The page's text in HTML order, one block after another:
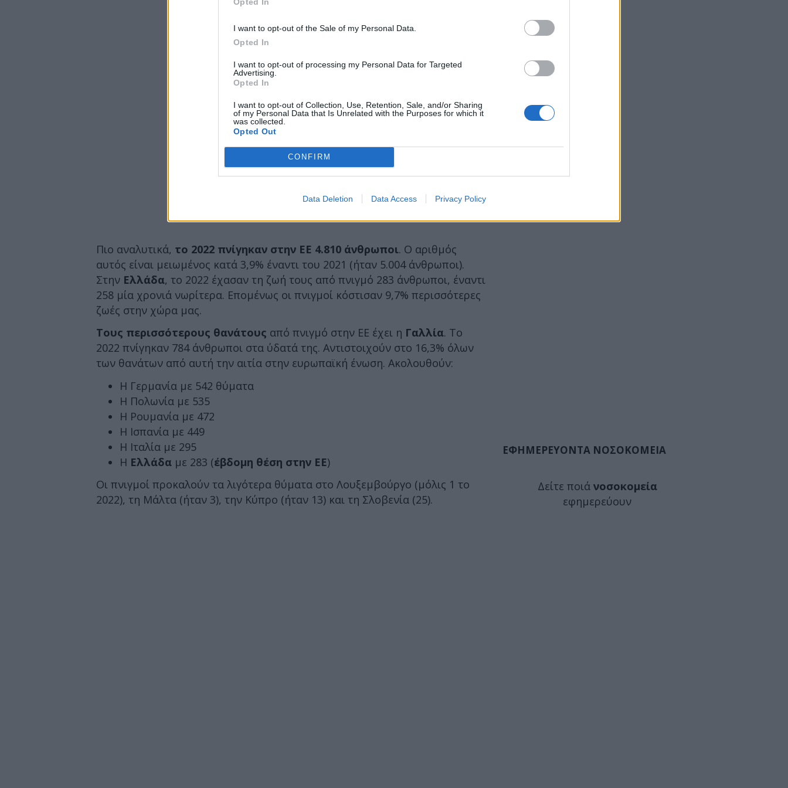
I want to opt-out of the Sale of my Personal Data.
Opted In
I want to opt-out of processing my Personal Data for Targeted
Advertising.
Opted In
I want to opt-out of Collection, Use, Retention, Sale, and/or Sharing
of my Personal Data that Is Unrelated with the Purposes for which it
was collected.
Opted Out
CONFIRM
Data Deletion Data Access Privacy Policy
Πιο αναλυτικά, το 2022 πνίγηκαν στην ΕΕ 4.810 άνθρωποι. Ο αριθμός
αυτός είναι μειωμένος κατά 3,9% έναντι του 2021 (ήταν 5.004 άνθρωποι).
Στην Ελλάδα, το 2022 έχασαν τη ζωή τους από πνιγμό 283 άνθρωποι, έναντι
258 μία χρονιά νωρίτερα. Επομένως οι πνιγμοί κόστισαν 9,7% περισσότερες
ζωές στην χώρα μας.
Τους περισσότερους θανάτους από πνιγμό στην ΕΕ έχει η Γαλλία. Το
2022 πνίγηκαν 784 άνθρωποι στα ύδατά της. Αντιστοιχούν στο 16,3% όλων
των θανάτων από αυτή την αιτία στην ευρωπαϊκή ένωση. Ακολουθούν:
Η Γερμανία με 542 θύματα
Η Πολωνία με 535
Η Ρουμανία με 472
Η Ισπανία με 449
Η Ιταλία με 295
Η Ελλάδα με 283 (έβδομη θέση στην ΕΕ)
Οι πνιγμοί προκαλούν τα λιγότερα θύματα στο Λουξεμβούργο (μόλις 1 το
2022), τη Μάλτα (ήταν 3), την Κύπρο (ήταν 13) και τη Σλοβενία (25).
ΕΦΗΜΕΡΕΥΟΝΤΑ ΝΟΣΟΚΟΜΕΙΑ
Δείτε ποιά νοσοκομεία
εφημερεύουν